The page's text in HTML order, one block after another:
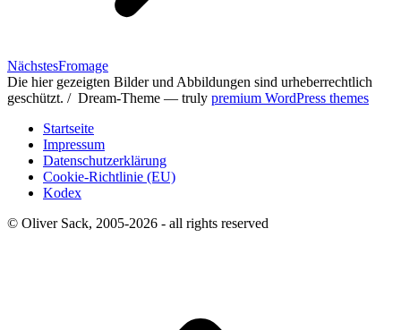
NächstesNächster
Beitrag:
Fromage
Die hier gezeigten Bilder und Abbildungen sind urheberrechtlich
geschützt. / Dream-Theme — truly premium WordPress themes
Startseite
Impressum
Datenschutzerklärung
Cookie-Richtlinie (EU)
Kodex
© Oliver Sack, 2005-2026 - all rights reserved